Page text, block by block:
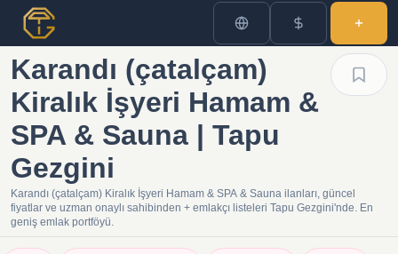
Karandı (çatalçam)
Kiralık İşyeri Hamam &
SPA & Sauna | Tapu
Gezgini
Karandı (çatalçam) Kiralık İşyeri Hamam & SPA & Sauna ilanları, güncel
fiyatlar ve uzman onaylı sahibinden + emlakçı listeleri Tapu Gezgini'nde. En
geniş emlak portföyü.